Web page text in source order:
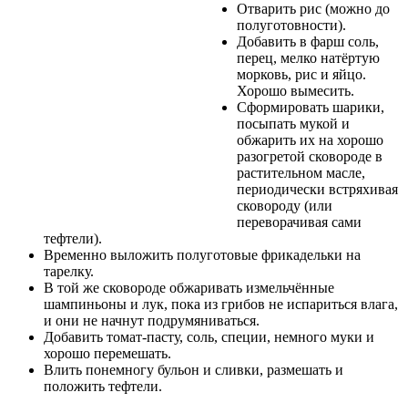
Отварить рис (можно до
полуготовности).
Добавить в фарш соль,
перец, мелко натёртую
морковь, рис и яйцо.
Хорошо вымесить.
Сформировать шарики,
посыпать мукой и
обжарить их на хорошо
разогретой сковороде в
растительном масле,
периодически встряхивая
сковороду (или
переворачивая сами
тефтели).
Временно выложить полуготовые фрикадельки на
тарелку.
В той же сковороде обжаривать измельчённые
шампиньоны и лук, пока из грибов не испариться влага,
и они не начнут подрумяниваться.
Добавить томат-пасту, соль, специи, немного муки и
хорошо перемешать.
Влить понемногу бульон и сливки, размешать и
положить тефтели.